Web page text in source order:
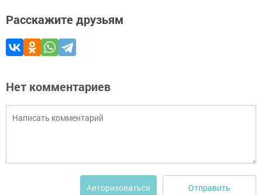
Расскажите друзьям
Нет комментариев
Авторизоваться Отправить